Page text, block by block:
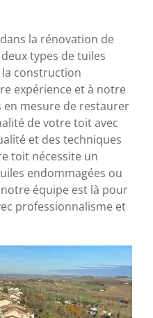
la rénovation de
types de tuiles
construction
expérience et à notre
en mesure de restaurer
de votre toit avec
et des techniques
toit nécessite un
endommagées ou
équipe est là pour
professionnalisme et